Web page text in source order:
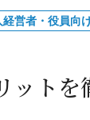
経営者・役員向
ットを